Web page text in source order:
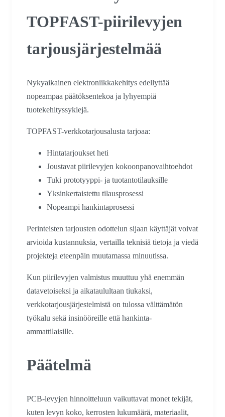
TOPFAST-piirilevyjen
tarjousjärjestelmää
Nykyaikainen elektroniikkakehitys edellyttää
nopeampaa päätöksentekoa ja lyhyempiä
tuotekehityssyklejä.
TOPFAST-verkkotarjousalusta tarjoaa:
Hintatarjoukset heti
Joustavat piirilevyjen kokoonpanovaihtoehdot
Tuki prototyyppi- ja tuotantotilauksille
Yksinkertaistettu tilausprosessi
Nopeampi hankintaprosessi
Perinteisten tarjousten odottelun sijaan käyttäjät voivat
arvioida kustannuksia, vertailla teknisiä tietoja ja viedä
projekteja eteenpäin muutamassa minuutissa.
Kun piirilevyjen valmistus muuttuu yhä enemmän
datavetoiseksi ja aikataulultaan tiukaksi,
verkkotarjousjärjestelmistä on tulossa välttämätön
työkalu sekä insinööreille että hankinta-
ammattilaisille.
Päätelmä
PCB-levyjen hinnoitteluun vaikuttavat monet tekijät,
kuten levyn koko, kerrosten lukumäärä, materiaalit,